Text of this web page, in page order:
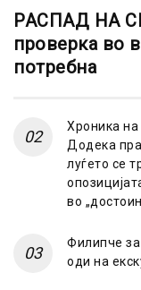
РАСПАД НА
проверка во
потребна
Хроника
Додека
луѓето се
во
Филипче
оди на